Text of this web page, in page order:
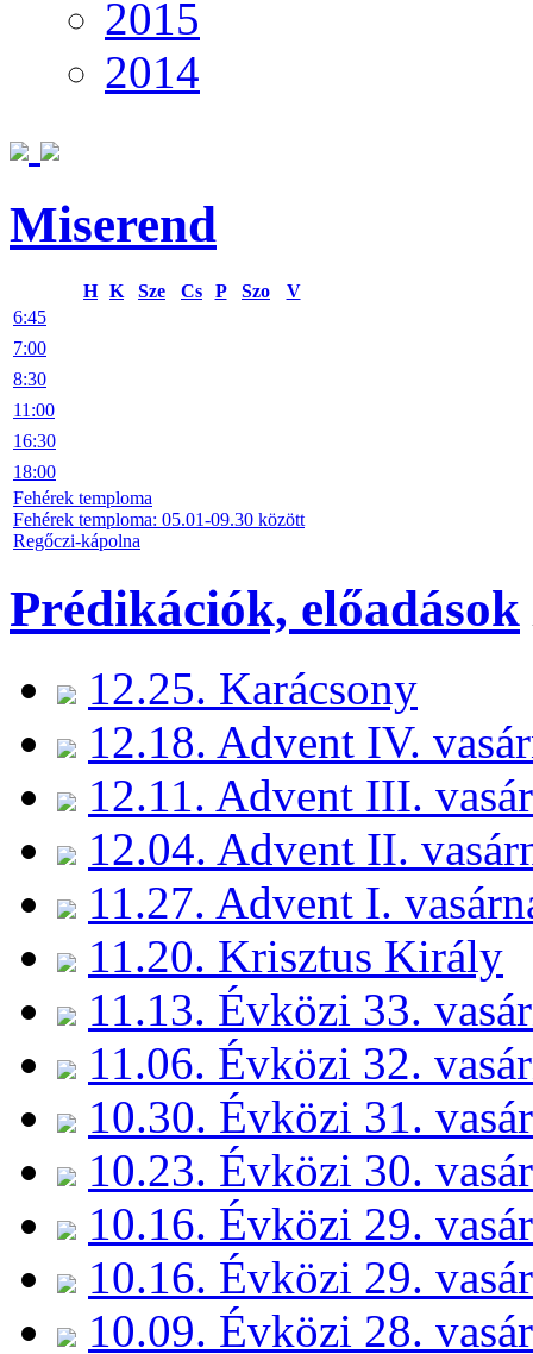
2015
2014
Miserend
H K Sze Cs P Szo
V
6:45
7:00
8:30
11:00
16:30
18:00
Fehérek temploma
Fehérek temploma: 05.01-09.30 között
Regőczi-kápolna
Prédikációk, előadások
12.25. Karácsony
12.18. Advent IV.
12.11. Advent III.
12.04. Advent II.
11.27. Advent I.
11.20. Krisztus Király
11.13. Évközi 33.
11.06. Évközi 32.
10.30. Évközi 31.
10.23. Évközi 30.
10.16. Évközi 29.
10.16. Évközi 29.
10.09. Évközi 28.